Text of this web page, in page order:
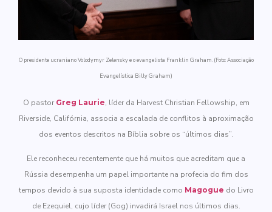
O presidente ucraniano Volodymyr Zelensky e o evangelista Franklin Graham. (Foto: Associação
Evangelística Billy Graham)
O pastor Greg Laurie, líder da Harvest Christian Fellowship, em
Riverside, Califórnia, associa a escalada de conflitos à aproximação
dos eventos descritos na Bíblia sobre os “últimos dias”.
Ele reconheceu recentemente que há muitos que acreditam que a
Rússia desempenha um papel importante na profecia do fim dos
tempos devido à sua suposta identidade como Magogue do Livro
de Ezequiel, cujo líder (Gog) invadirá Israel nos últimos dias.